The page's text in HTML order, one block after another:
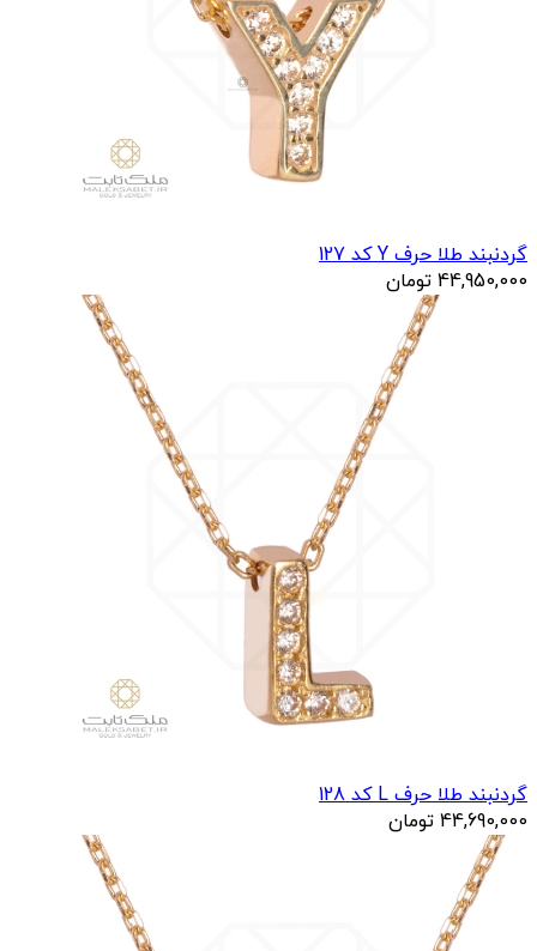
گردنبند طلا حرف Y کد 127
44,950,000 تومان
گردنبند طلا حرف L کد 128
44,690,000 تومان